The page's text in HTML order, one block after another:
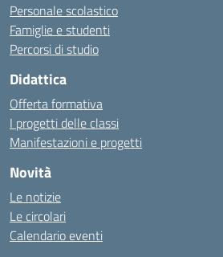
Personale scolastico
Famiglie e studenti
Percorsi di studio
Didattica
Offerta formativa
I progetti delle classi
Manifestazioni e progetti
Novità
Le notizie
Le circolari
Calendario eventi